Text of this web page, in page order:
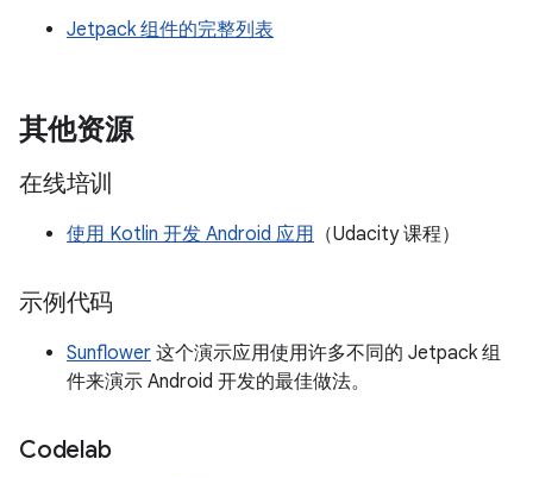
Jetpack 组件的完整列表
其他资源
在线培训
使用 Kotlin 开发 Android 应用 （Udacity 课程）
示例代码
Sunflower 这个演示应用使用许多不同的 Jetpack 组
件来演示 Android 开发的最佳做法。
Codelab